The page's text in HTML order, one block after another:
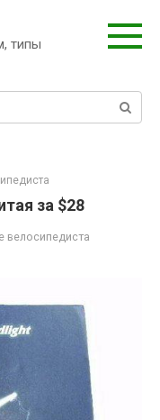
типы
за $28
велосипедиста